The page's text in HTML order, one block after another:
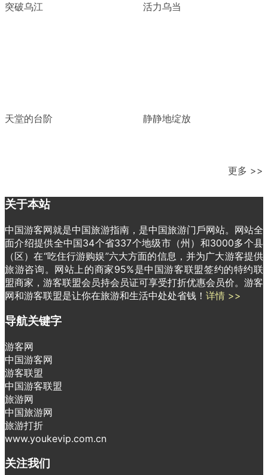
突破乌江 活力乌当
天堂的台阶 静静地绽放
更多 >>
关于本站
中国游客网就是中国旅游指南，是中国旅游门戶网站。网站全
面介绍提供全中国34个省337个地级市（州）和3000多个县
（区）在“吃住行游购娱”六大方面的信息，并为广大游客提供
旅游咨询。网站上的商家95%是中国游客联盟签约的特约联
盟商家，游客联盟会员持会员证可享受打折优惠会员价。游客
网和游客联盟是让你在旅游和生活中处处省钱！ 详情 >>
导航关键字
游客网
中国游客网
游客联盟
中国游客联盟
旅游网
中国旅游网
旅游打折
www.youkevip.com.cn
关注我们